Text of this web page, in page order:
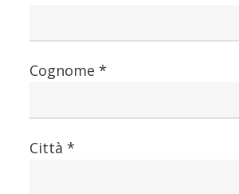
Cognome *
Città *